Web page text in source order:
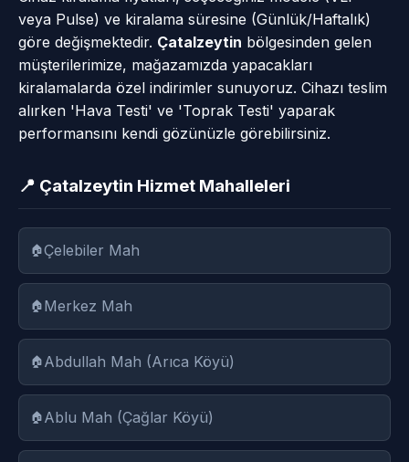
veya Pulse) ve kiralama süresine (Günlük/Haftalık)
göre değişmektedir. Çatalzeytin bölgesinden gelen
müşterilerimize, mağazamızda yapacakları
kiralamalarda özel indirimler sunuyoruz. Cihazı teslim
alırken 'Hava Testi' ve 'Toprak Testi' yaparak
performansını kendi gözünüzle görebilirsiniz.
📍 Çatalzeytin Hizmet Mahalleleri
Çelebiler Mah
Merkez Mah
Abdullah Mah (Arıca Köyü)
Ablu Mah (Çağlar Köyü)